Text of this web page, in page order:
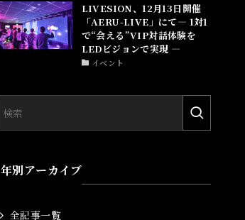
LIVESION、12月13日開催
「AERU-LIVE」にて― 1対1
で“会える”VIP対話体験を
LEDビジョンで実現 ―
イベント
年別アーカイブ
全記事一覧